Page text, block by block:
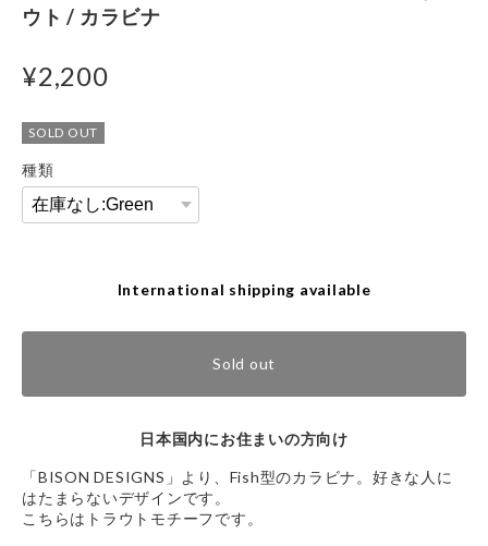
ウト / カラビナ
¥2,200
SOLD OUT
種類
International shipping available
Sold out
日本国内にお住まいの方向け
「BISON DESIGNS」より、Fish型のカラビナ。好きな人に
はたまらないデザインです。
こちらはトラウトモチーフです。